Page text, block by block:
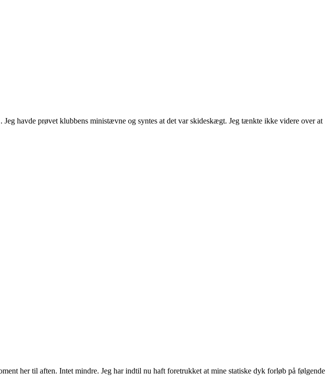
havde prøvet klubbens ministævne og syntes at det var skideskægt. Jeg tænkte ikke videre over at
her til aften. Intet mindre. Jeg har indtil nu haft foretrukket at mine statiske dyk forløb på følgende